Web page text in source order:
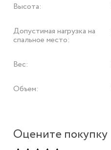
Оцените покупку
Высота:
Допустимая нагрузка на
спальное место:
Вес:
Объем: